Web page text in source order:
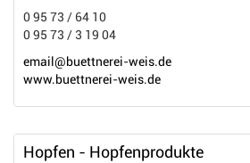
0 95 73 / 64 10
0 95 73 / 3 19 04
email@buettnerei-weis.de
www.buettnerei-weis.de
Hopfen - Hopfenprodukte